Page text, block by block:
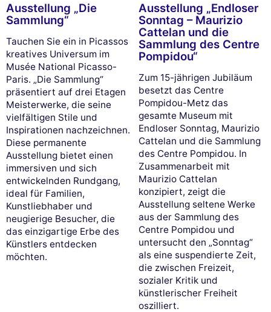
Ausstellung „Die
Sammlung“
Tauchen Sie ein in Picassos
kreatives Universum im
Musée National Picasso-
Paris. „Die Sammlung“
präsentiert auf drei Etagen
Meisterwerke, die seine
vielfältigen Stile und
Inspirationen nachzeichnen.
Diese permanente
Ausstellung bietet einen
immersiven und sich
entwickelnden Rundgang,
ideal für Familien,
Kunstliebhaber und
neugierige Besucher, die
das einzigartige Erbe des
Künstlers entdecken
möchten.
Ausstellung „Endloser
Sonntag – Maurizio
Cattelan und die
Sammlung des Centre
Pompidou“
Zum 15-jährigen Jubiläum
besetzt das Centre
Pompidou-Metz das
gesamte Museum mit
Endloser Sonntag, Maurizio
Cattelan und die Sammlung
des Centre Pompidou. In
Zusammenarbeit mit
Maurizio Cattelan
konzipiert, zeigt die
Ausstellung seltene Werke
aus der Sammlung des
Centre Pompidou und
untersucht den „Sonntag“
als eine suspendierte Zeit,
die zwischen Freizeit,
sozialer Kritik und
künstlerischer Freiheit
oszilliert.